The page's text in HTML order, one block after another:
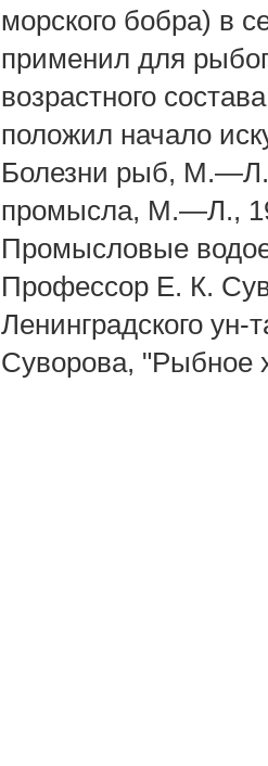
морского бобра) в
применил для
возрастного
положил начало
Болезни рыб,
промысла, М.—Л.,
Промысловые
Профессор Е. К.
Ленинградского
Суворова, "Рыбное